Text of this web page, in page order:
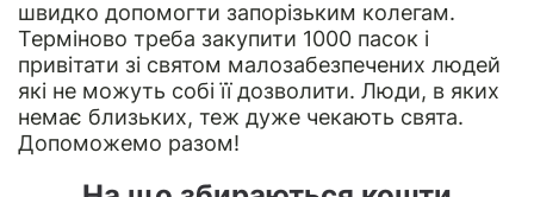
швидко допомогти запорізьким колегам.
Терміново треба закупити 1000 пасок і
привітати зі святом малозабезпечених людей
які не можуть собі її дозволити. Люди, в яких
немає близьких, теж дуже чекають свята.
Допоможемо разом!